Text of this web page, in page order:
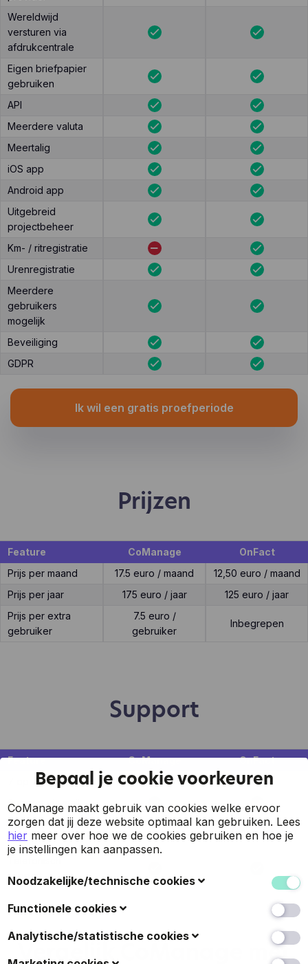
Wereldwijd
versturen via
afdrukcentrale
Eigen briefpapier
gebruiken
API
Meerdere valuta
Meertalig
iOS app
Android app
Uitgebreid
projectbeheer
Km- / ritregistratie
Urenregistratie
Meerdere
gebruikers
mogelijk
Beveiliging
GDPR
Ik wil een gratis proefperiode
Prijzen
Feature CoManage
OnFact
Prijs per maand
17.5 euro / maand
12,50 euro / maand
Prijs per jaar
175 euro / jaar
125 euro / jaar
Prijs per extra
gebruiker
7.5 euro /
gebruiker
Inbegrepen
Support
Feature CoManage
OnFact
7 op 7 support
E-mail
Support via mail
Support via online
chat
Tijdens werkuren
support
Vergelijk CoManage met
Bepaal je cookie voorkeuren
CoManage maakt gebruik van cookies welke ervoor
zorgen dat jij deze website optimaal kan gebruiken. Lees
hier meer over hoe we de cookies gebruiken en hoe je
je instellingen kan aanpassen.
Noodzakelijke/technische cookies
Deze cookies verzamelen gegevens om de
gebruiksvriendelijkheid van de website en de ervaring
van de bezoekers te verbeteren (zoals u herkennen
wanneer u terugkeert naar de website, uw
gebruikersnaam en taal- of landkeuze onthouden, en
Functionele cookies
Ook bekend als 'voorkeurscookies': met deze cookies
kan een website keuzes onthouden die u in het
verleden hebt gemaakt, zoals welke taal u verkiest, of
Analytische/statistische cookies
Deze cookies verzamelen gegevens over hoe de